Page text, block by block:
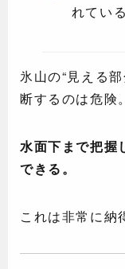
れてい
氷山の“見える
断するのは危険。
水面下まで把握
できる。
これは非常に納